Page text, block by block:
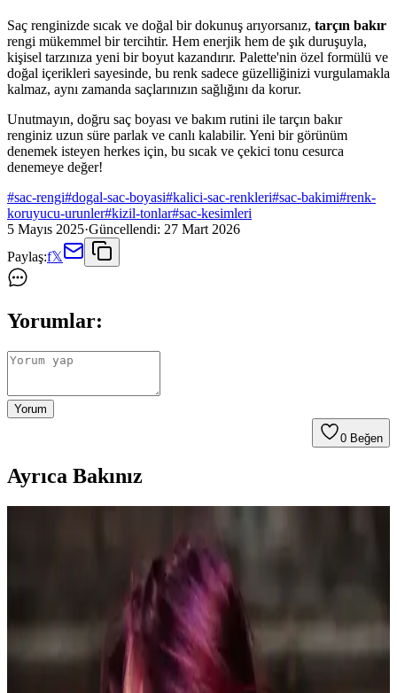
Saç renginizde sıcak ve doğal bir dokunuş arıyorsanız, tarçın bakır
rengi mükemmel bir tercihtir. Hem enerjik hem de şık duruşuyla,
kişisel tarzınıza yeni bir boyut kazandırır. Palette'nin özel formülü ve
doğal içerikleri sayesinde, bu renk sadece güzelliğinizi vurgulamakla
kalmaz, aynı zamanda saçlarınızın sağlığını da korur.
Unutmayın, doğru saç boyası ve bakım rutini ile tarçın bakır
renginiz uzun süre parlak ve canlı kalabilir. Yeni bir görünüm
denemek isteyen herkes için, bu sıcak ve çekici tonu cesurca
denemeye değer!
#sac-rengi#dogal-sac-boyasi#kalici-sac-renkleri#sac-bakimi#renk-
koruyucu-urunler#kizil-tonlar#sac-kesimleri
5 Mayıs 2025·Güncellendi: 27 Mart 2026
Paylaş:f𝕏
Yorumlar:
Yorum
0 Beğen
Ayrıca Bakınız
Sağlığına Dikkat Edilmesi Gerekenler
Saç rengi seçimi, cilt tonu, makyaj uyumu ve saç sağlığı dikkate
alınarak yapılmalıdır. Koyu bordo, küllü kahverengi gibi tonlar
popülerdir. Doğal ve sağlıklı görünüm için bakım önemlidir.
Blonde ve Brunette Saç Renkleri Arasında Doğru
Ton Seçimi ve Bakım İpuçları